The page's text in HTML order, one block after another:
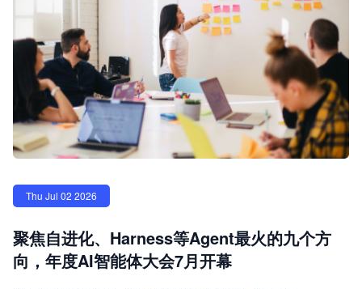
Thu Jul 02 2026
聚焦自进化、Harness等Agent最火的九个方
向，年度AI智能体大会7月开幕